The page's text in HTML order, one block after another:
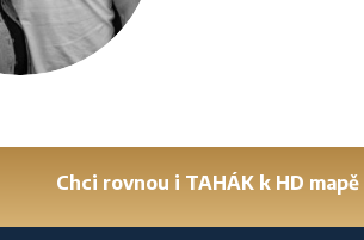
Chci rovnou i TAHÁK k HD mapě